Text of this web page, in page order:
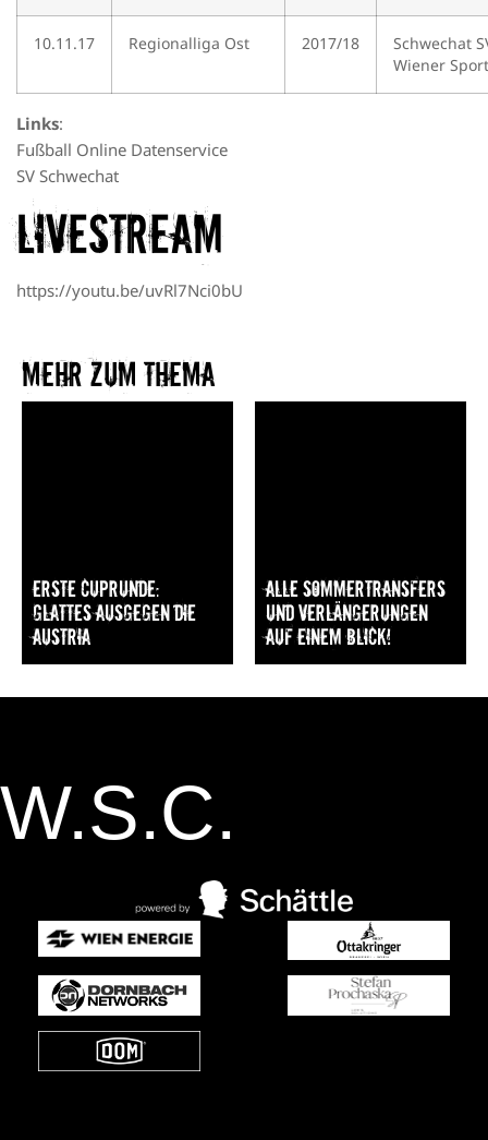
10.11.17 Regionalliga Ost 2017/18
Schwechat
Wiener
Links:
Fußball Online Datenservice
SV Schwechat
Livestream
https://youtu.be/uvRl7Nci0bU
Mehr zum Thema​
Erste Cuprunde:
Glattes Ausgegen die
Austria
Alle Sommertransfers
und Verlängerungen
auf einem Blick!
W.S.C.